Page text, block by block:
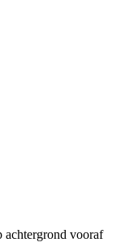
achtergrond vooraf